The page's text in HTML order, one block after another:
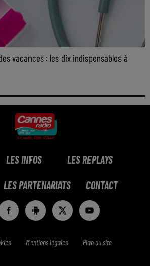
vacances : les dix indispensables à
LES INFOS LES REPLAYS
LES PARTENARIATS CONTACT
Mentions légales Plan du site